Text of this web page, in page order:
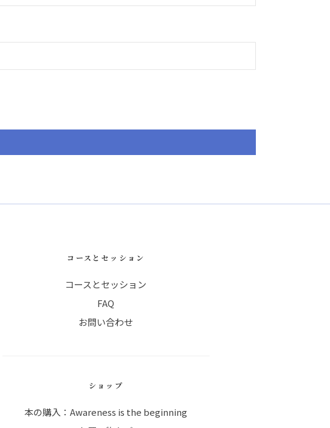
コースとセッション
コースとセッション
FAQ
お問い合わせ
ショップ
本の購入：Awareness is the beginning